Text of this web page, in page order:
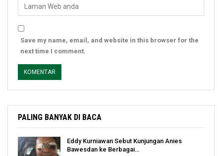
Save my name, email, and website in this browser for the
next time I comment.
PALING BANYAK DI BACA
Eddy Kurniawan Sebut Kunjungan Anies
Bawesdan ke Berbagai…